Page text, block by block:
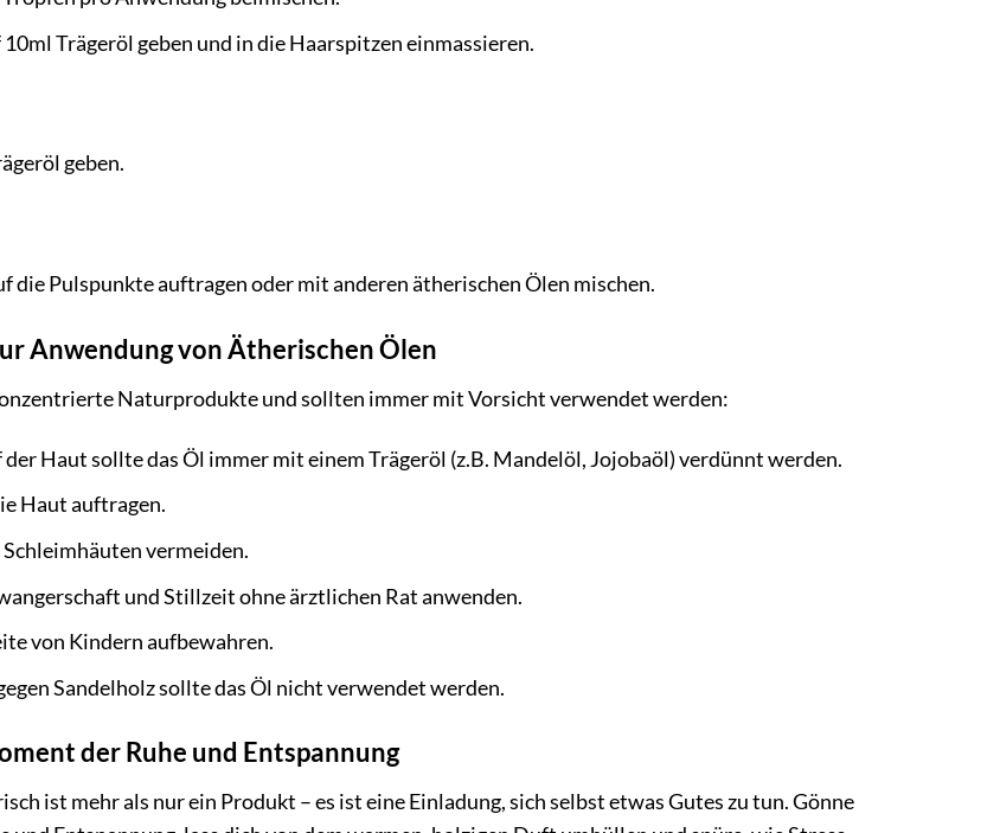
Trägeröl geben und in die Haarspitzen einmassieren.
geben.
die Pulspunkte auftragen oder mit anderen ätherischen Ölen mischen.
Anwendung von Ätherischen Ölen
Naturprodukte und sollten immer mit Vorsicht verwendet werden:
Haut sollte das Öl immer mit einem Trägeröl (z.B. Mandelöl, Jojobaöl) verdünnt werden.
Haut auftragen.
Schleimhäuten vermeiden.
und Stillzeit ohne ärztlichen Rat anwenden.
von Kindern aufbewahren.
Sandelholz sollte das Öl nicht verwendet werden.
der Ruhe und Entspannung
ist mehr als nur ein Produkt – es ist eine Einladung, sich selbst etwas Gutes zu tun. Gönne